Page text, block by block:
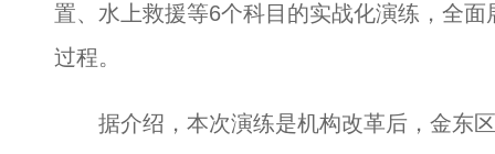
置、水上救援等6个科目的实战化演练，全面
过程。
据介绍，本次演练是机构改革后，金东区